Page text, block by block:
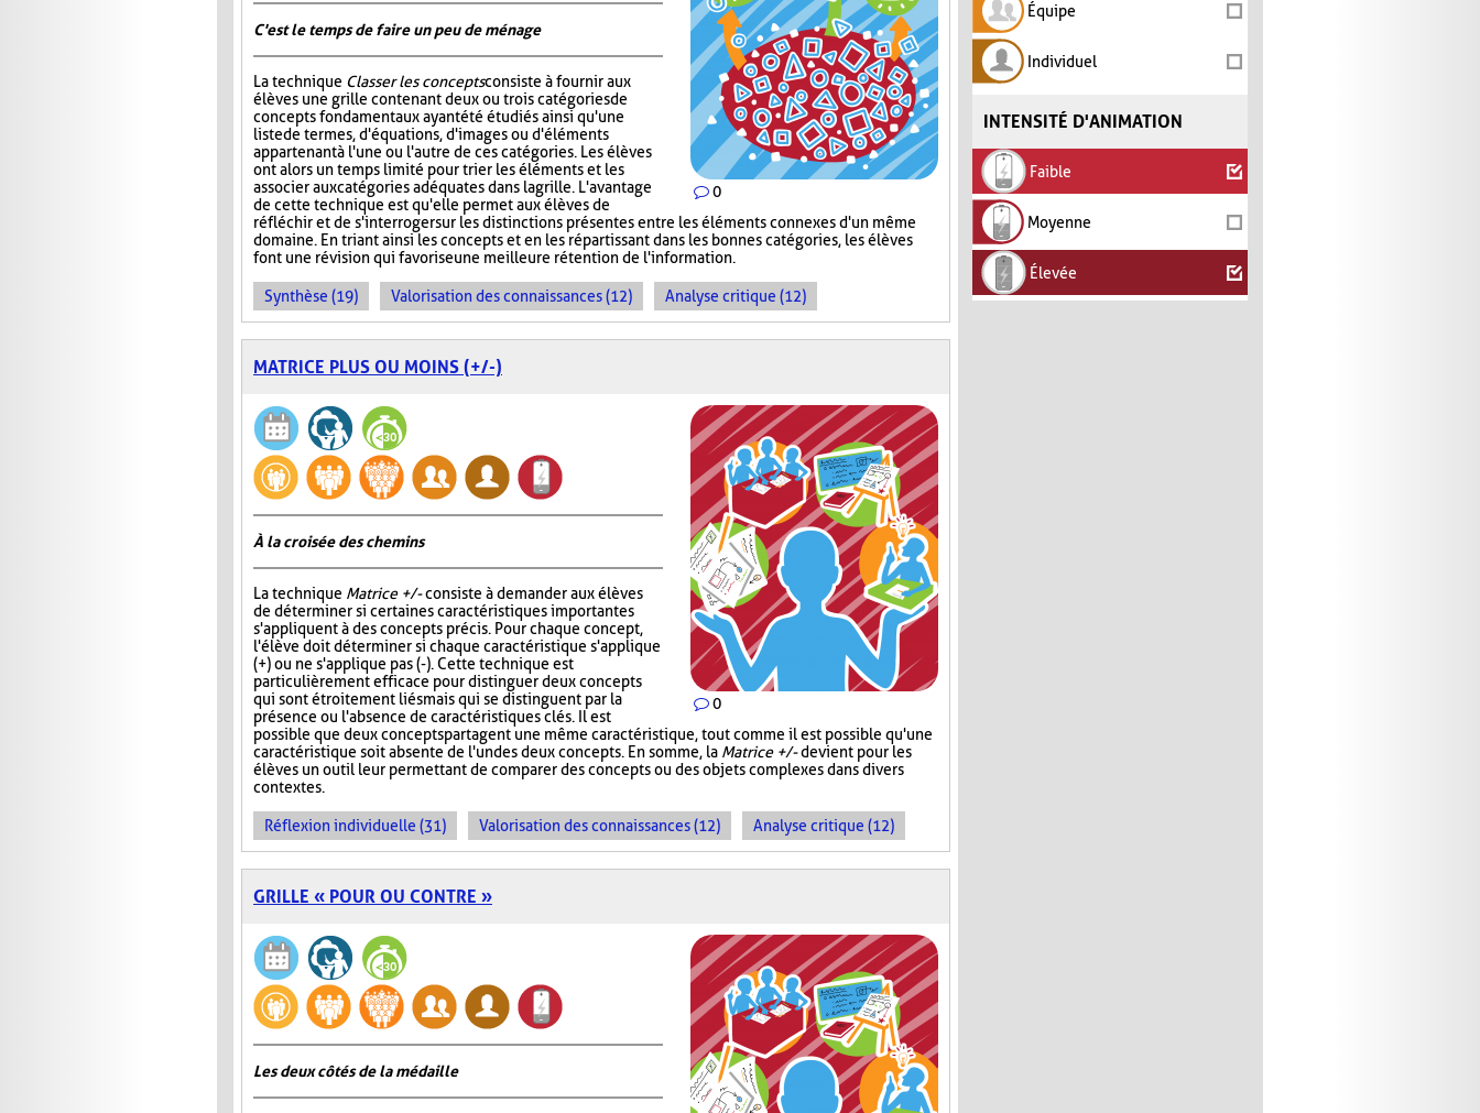
Équipe
Individuel
INTENSITÉ D'ANIMATION
Faible
Moyenne
Élevée
0
C'est le temps de faire un peu de ménage
La technique Classer les conceptsconsiste à fournir aux
élèves une grille contenant deux ou trois catégories de
concepts fondamentaux ayant été étudiés ainsi qu'une
liste de termes, d'équations, d'images ou d'éléments
appartenant à l'une ou l'autre de ces catégories. Les élèves
ont alors un temps limité pour trier les éléments et les
associer aux catégories adéquates dans la grille. L'avantage
de cette technique est qu'elle permet aux élèves de
réfléchir et de s'interroger sur les distinctions présentes entre les éléments connexes d'un même
domaine. En triant ainsi les concepts et en les répartissant dans les bonnes catégories, les élèves
font une révision qui favorise une meilleure rétention de l'information.
Synthèse (19) Valorisation des connaissances (12) Analyse critique (12)
MATRICE PLUS OU MOINS (+/-)
0
À la croisée des chemins
La technique Matrice +/-consiste à demander aux élèves
de déterminer si certaines caractéristiques importantes
s'appliquent à des concepts précis. Pour chaque concept,
l'élève doit déterminer si chaque caractéristique s'applique
(+) ou ne s'applique pas (-). Cette technique est
particulièrement efficace pour distinguer deux concepts
qui sont étroitement liés mais qui se distinguent par la
présence ou l'absence de caractéristiques clés. Il est
possible que deux concepts partagent une même caractéristique, tout comme il est possible qu'une
caractéristique soit absente de l'un des deux concepts. En somme, la Matrice +/-devient pour les
élèves un outil leur permettant de comparer des concepts ou des objets complexes dans divers
contextes.
Réflexion individuelle (31) Valorisation des connaissances (12) Analyse critique (12)
GRILLE « POUR OU CONTRE »
Les deux côtés de la médaille